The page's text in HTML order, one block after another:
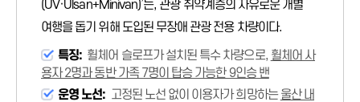
(UV·Ulsan+Minivan)’는, 관광 취약계층의 자유로운 개별
여행을 돕기 위해 도입된 무장애 관광 전용 차량이다.
특징: 휠체어 슬로프가 설치된 특수 차량으로, 휠체어 사
용자 2명과 동반 가족 7명이 탑승 가능한 9인승 밴
운영 노선: 고정된 노선 없이 이용자가 희망하는울산 내